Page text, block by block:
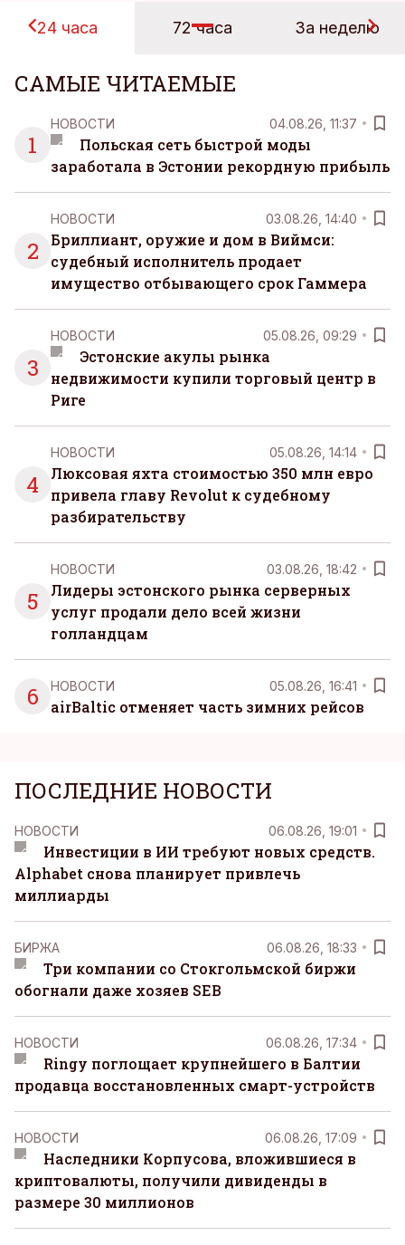
24 часа 72 часа За неделю
САМЫЕ ЧИТАЕМЫЕ
1
НОВОСТИ 04.08.26, 11:37
Польская сеть быстрой моды
заработала в Эстонии рекордную прибыль
2
НОВОСТИ 03.08.26, 14:40
Бриллиант, оружие и дом в Виймси:
судебный исполнитель продает
имущество отбывающего срок Гаммера
3
НОВОСТИ 05.08.26, 09:29
Эстонские акулы рынка
недвижимости купили торговый центр в
Риге
4
НОВОСТИ 05.08.26, 14:14
Люксовая яхта стоимостью 350 млн евро
привела главу Revolut к судебному
разбирательству
5
НОВОСТИ 03.08.26, 18:42
Лидеры эстонского рынка серверных
услуг продали дело всей жизни
голландцам
6 НОВОСТИ 05.08.26, 16:41
airBaltic отменяет часть зимних рейсов
ПОСЛЕДНИЕ НОВОСТИ
НОВОСТИ 06.08.26, 19:01
Инвестиции в ИИ требуют новых средств.
Alphabet снова планирует привлечь
миллиарды
БИРЖА 06.08.26, 18:33
Три компании со Стокгольмской биржи
обогнали даже хозяев SEB
НОВОСТИ 06.08.26, 17:34
Ringy поглощает крупнейшего в Балтии
продавца восстановленных смарт-устройств
НОВОСТИ 06.08.26, 17:09
Наследники Корпусова, вложившиеся в
криптовалюты, получили дивиденды в
размере 30 миллионов